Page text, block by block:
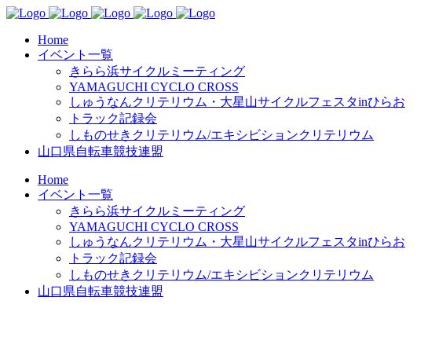
Home
イベント一覧
きらら浜サイクルミーティング
YAMAGUCHI CYCLO CROSS
しゅうなんクリテリウム・大星山サイクルフェスタinひらお
トラック記録会
しものせきクリテリウム/エキシビションクリテリウム
山口県自転車競技連盟
Home
イベント一覧
きらら浜サイクルミーティング
YAMAGUCHI CYCLO CROSS
しゅうなんクリテリウム・大星山サイクルフェスタinひらお
トラック記録会
しものせきクリテリウム/エキシビションクリテリウム
山口県自転車競技連盟